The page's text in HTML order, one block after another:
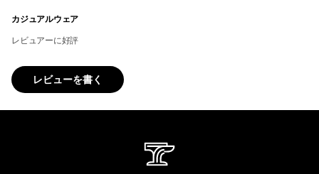
カジュアルウェア
レビュアーに好評
レビューを書く